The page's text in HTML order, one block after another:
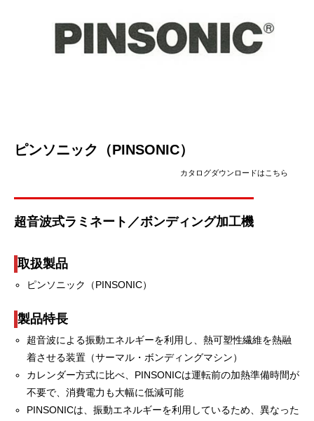
ピンソニック（PINSONIC）
カタログダウンロードはこちら
超音波式ラミネート／ボンディング加工機
取扱製品
ピンソニック（PINSONIC）
製品特長
超音波による振動エネルギーを利用し、熱可塑性繊維を熱融
着させる装置（サーマル・ボンディングマシン）
カレンダー方式に比べ、PINSONICは運転前の加熱準備時間が
不要で、消費電力も大幅に低減可能
PINSONICは、振動エネルギーを利用しているため、異なった